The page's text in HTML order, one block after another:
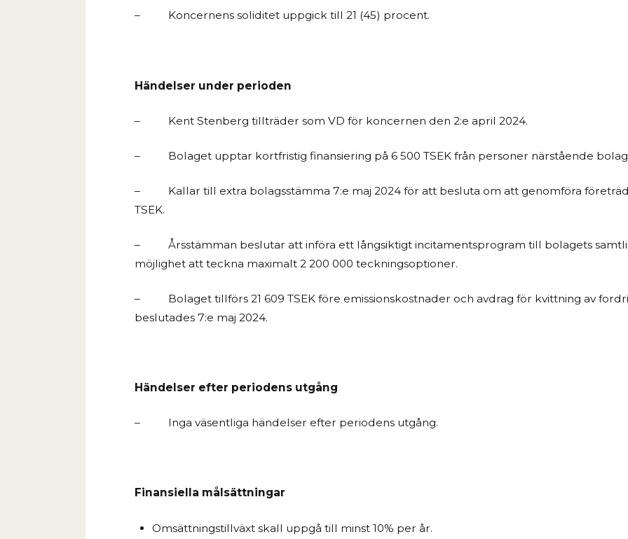
– Koncernens soliditet uppgick till 21 (45) procent.
Händelser under perioden
– Kent Stenberg tillträder som VD för koncernen den 2:e april 2024.
– Bolaget upptar kortfristig finansiering på 6 500 TSEK från personer närstående
–
Kallar till extra bolagsstämma 7:e maj 2024 för att besluta om att genomföra
TSEK.
–
Årsstämman beslutar att införa ett långsiktigt incitamentsprogram till bolagets
möjlighet att teckna maximalt 2 200 000 teckningsoptioner.
– Bolaget tillförs 21 609 TSEK före emissionskostnader och avdrag för kvittning av
beslutades 7:e maj 2024.
Händelser efter periodens utgång
– Inga väsentliga händelser efter periodens utgång.
Finansiella målsättningar
Omsättningstillväxt skall uppgå till minst 10% per år.